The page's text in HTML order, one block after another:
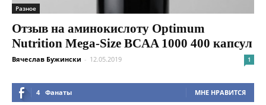
Разное
Отзыв на аминокислоту Optimum
Nutrition Mega-Size BCAA 1000 400 капсул
Вячеслав Бужински - 12.05.2019 1
4 Фанаты МНЕ НРАВИТСЯ